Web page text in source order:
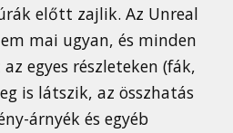
előtt zajlik. Az Unreal
mai ugyan, és minden
egyes részleteken (fák,
is látszik, az összhatás
árnyék és egyéb